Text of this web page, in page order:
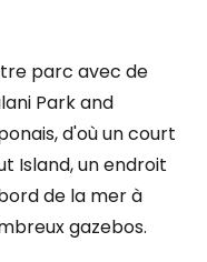
parc avec de
Park and
d'où un court
Island, un endroit
de la mer à
gazebos.